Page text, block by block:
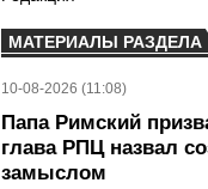
МАТЕРИАЛЫ РАЗДЕЛА
10-08-2026 (11:08)
Папа Римский
глава РПЦ назвал
замыслом